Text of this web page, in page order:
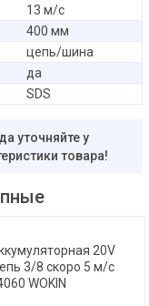
13 м/с
400 мм
цепь/шина
да
SDS
уточняйте у
товара!
20V
3/8 скоро 5 м/с
WOKIN